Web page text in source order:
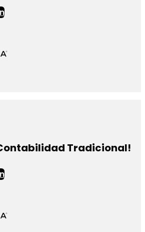
Tradicional!